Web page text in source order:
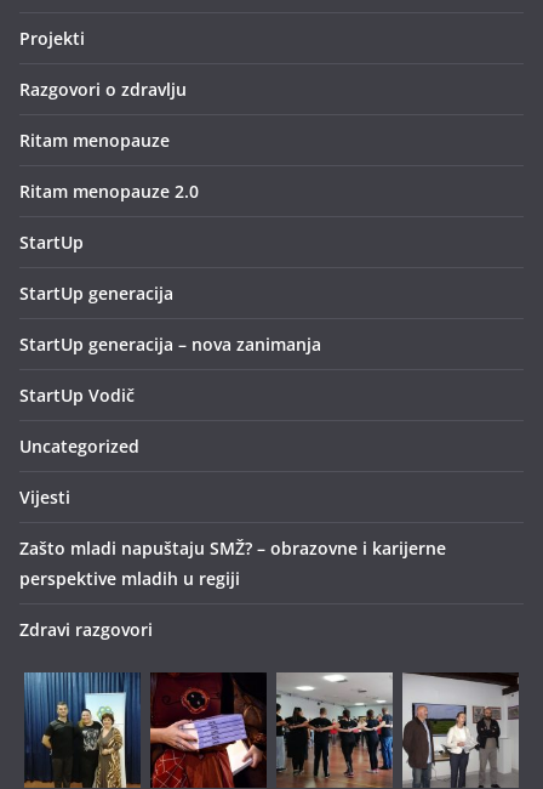
Projekti
Razgovori o zdravlju
Ritam menopauze
Ritam menopauze 2.0
StartUp
StartUp generacija
StartUp generacija – nova zanimanja
StartUp Vodič
Uncategorized
Vijesti
Zašto mladi napuštaju SMŽ? – obrazovne i karijerne
perspektive mladih u regiji
Zdravi razgovori